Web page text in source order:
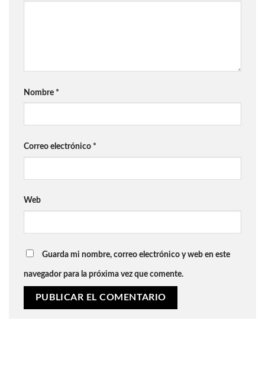
Nombre *
Correo electrónico *
Web
Guarda mi nombre, correo electrónico y web en este
navegador para la próxima vez que comente.